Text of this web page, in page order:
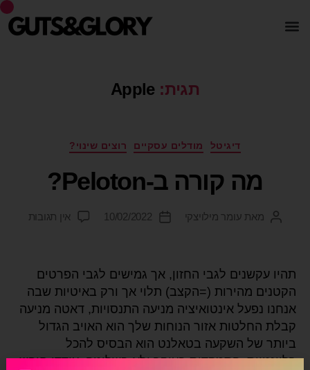
תגית: Apple
דיגיטל מודלים עסקיים רוצים שינוי?
מה קורה ב-Peloton?
מאת עומר מילויצקי 10/02/2022 אין תגובות
תהיו עקשנים לגבי החזון, אך גמישים לגבי הפרטים
הקטנים מהירות (=הקצב) תלוי אך ורק באיטיות שבה
אנחנו נפעל אינטואיציה מניעה התנסויות, דאטה מניעה
קבלת החלטות אזור הנוחות שלך הוא האויב הגדול
ביותר של השקעה בטאלנט הוא הבסיס להכל
רלוונטיות, התמקדות בעיקר ולא בשליטה, עודדו חופש